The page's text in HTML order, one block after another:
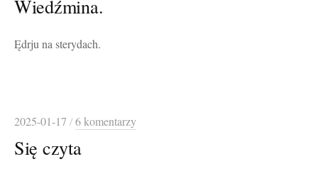
Wiedźmina.
Ędrju na sterydach.
2025-01-17 /6 komentarzy
Się czyta